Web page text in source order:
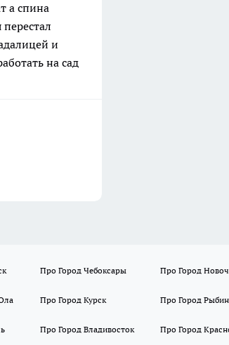
а спина
перестал
и
на сад
Про Город Чебоксары Про Город
Про Город Курск Про Город
Про Город Владивосток Про Город